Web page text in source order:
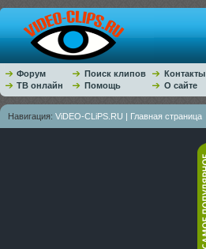
Форум Поиск клипов
Контакты
ТВ онлайн
Помощь О сайте
Навигация: ViDEO-CLiPS.RU | Главная страница